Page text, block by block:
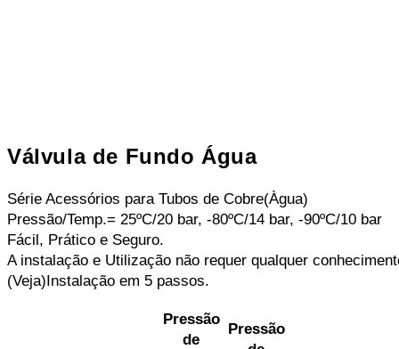
Válvula de Fundo Água
Série Acessórios para Tubos de Cobre(Àgua)
Pressão/Temp.= 25ºC/20 bar, -80ºC/14 bar, -90ºC/10 bar
Fácil, Prático e Seguro.
A instalação e Utilização não requer qualquer
(Veja)Instalação em 5 passos.
Pressão
de
Pressão